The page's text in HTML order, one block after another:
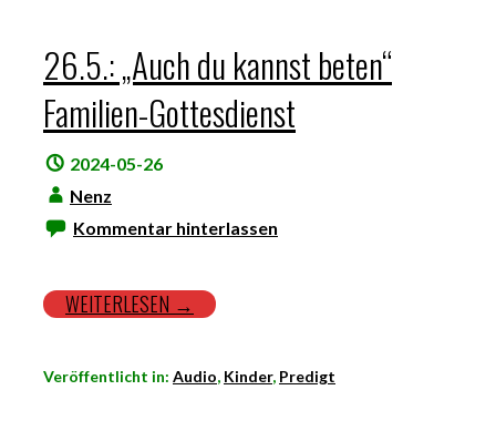
26.5.: „Auch du kannst beten“
Familien-Gottesdienst
2024-05-26
Nenz
Kommentar hinterlassen
WEITERLESEN →
Veröffentlicht in: Audio, Kinder, Predigt